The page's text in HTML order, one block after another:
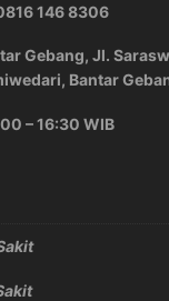
146 8306
Gebang, Jl.
Bantar
– 16:30 WIB